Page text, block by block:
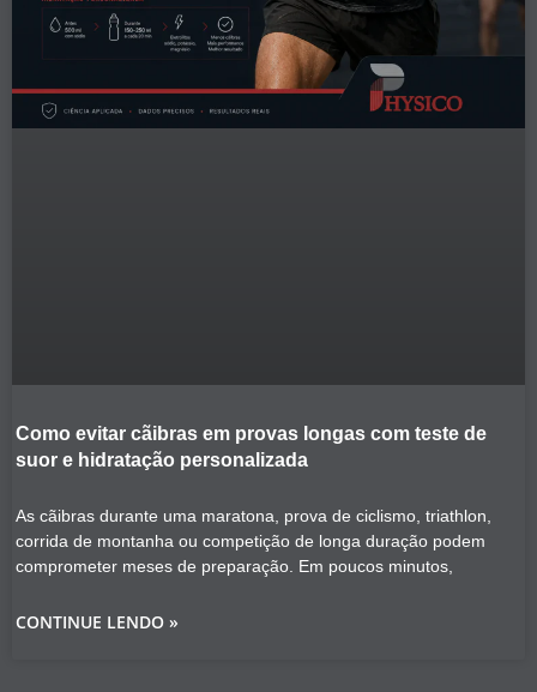
Como evitar cãibras em provas longas com teste de
suor e hidratação personalizada
As cãibras durante uma maratona, prova de ciclismo, triathlon,
corrida de montanha ou competição de longa duração podem
comprometer meses de preparação. Em poucos minutos,
CONTINUE LENDO »